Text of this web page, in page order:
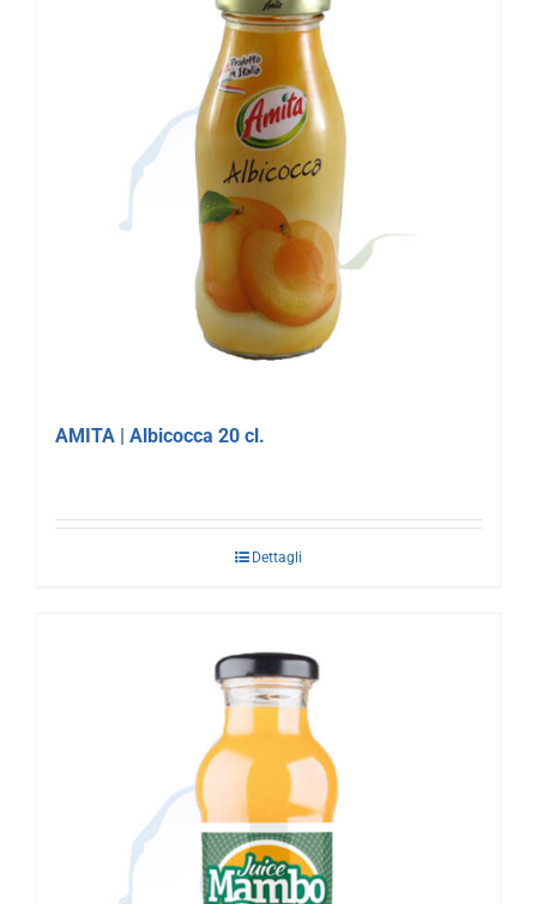
AMITA | Albicocca 20 cl.
Dettagli